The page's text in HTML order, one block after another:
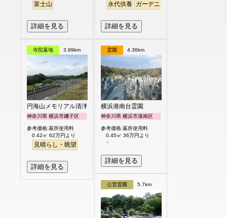
富士山
詳細を見る
永代供養 ガーデニング
詳細を見る
寺院墓地 3.99km
円海山メモリアル清浄園
神奈川県 横浜市磯子区
参考価格:墓所使用料
0.42㎡ 62万円より
見晴らし・眺望
詳細を見る
霊園 4.36km
横浜港南台霊園
神奈川県 横浜市港南区
参考価格:墓所使用料
0.45㎡ 36万円より
詳細を見る
公営霊園 5.7km